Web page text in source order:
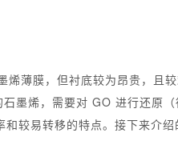
薄膜，但衬底较为昂贵，且
墨烯，需要对 GO 进行还原
较易转移的特点。接下来介